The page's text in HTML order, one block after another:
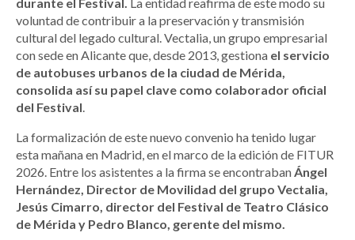
voluntad de contribuir a la preservación y transmisión
cultural del legado cultural. Vectalia, un grupo empresarial
con sede en Alicante que, desde 2013, gestiona el servicio
de autobuses urbanos de la ciudad de Mérida,
consolida así su papel clave como colaborador oficial
del Festival.
La formalización de este nuevo convenio ha tenido lugar
esta mañana en Madrid, en el marco de la edición de FITUR
2026. Entre los asistentes a la firma se encontrabanÁngel
Hernández, Director de Movilidad del grupo Vectalia,
Jesús Cimarro, director del Festival de Teatro Clásico
de Mérida y Pedro Blanco, gerente del mismo.